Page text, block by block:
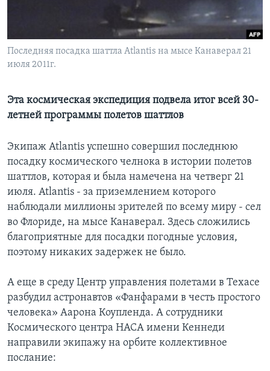
СОЦИАЛЬНЫЕ СЕТИ
Языки
Последняя посадка шаттла Atlantis на мысе Канаверал 21
июля 2011г.
Эта космическая экспедиция подвела итог всей 30-
летней программы полетов шаттлов
Экипаж Atlantis успешно совершил последнюю
посадку космического челнока в истории полетов
шаттлов, которая и была намечена на четверг 21
июля. Atlantis - за приземлением которого
наблюдали миллионы зрителей по всему миру - сел
во Флориде, на мысе Канаверал. Здесь сложились
благоприятные для посадки погодные условия,
поэтому никаких задержек не было.
А еще в среду Центр управления полетами в Техасе
разбудил астронавтов «Фанфарами в честь простого
человека» Аарона Коупленда. А сотрудники
Космического центра НАСА имени Кеннеди
направили экипажу на орбите коллективное
послание: